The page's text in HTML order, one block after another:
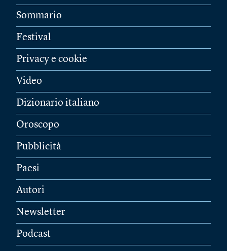
Sommario
Festival
Privacy e cookie
Video
Dizionario italiano
Oroscopo
Pubblicità
Paesi
Autori
Newsletter
Podcast